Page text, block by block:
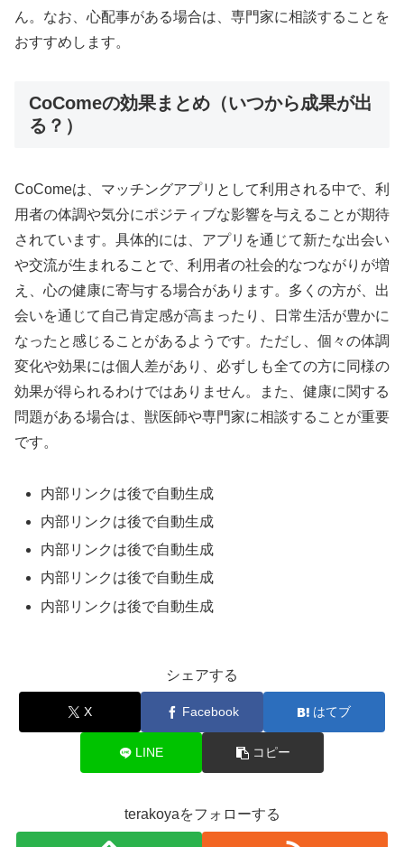
ん。なお、心配事がある場合は、専門家に相談することを
おすすめします。
CoComeの効果まとめ（いつから成果が出
る？）
CoComeは、マッチングアプリとして利用される中で、利
用者の体調や気分にポジティブな影響を与えることが期待
されています。具体的には、アプリを通じて新たな出会い
や交流が生まれることで、利用者の社会的なつながりが増
え、心の健康に寄与する場合があります。多くの方が、出
会いを通じて自己肯定感が高まったり、日常生活が豊かに
なったと感じることがあるようです。ただし、個々の体調
変化や効果には個人差があり、必ずしも全ての方に同様の
効果が得られるわけではありません。また、健康に関する
問題がある場合は、獣医師や専門家に相談することが重要
です。
内部リンクは後で自動生成
内部リンクは後で自動生成
内部リンクは後で自動生成
内部リンクは後で自動生成
内部リンクは後で自動生成
シェアする
X Facebook はてブ
LINE コピー
terakoyaをフォローする